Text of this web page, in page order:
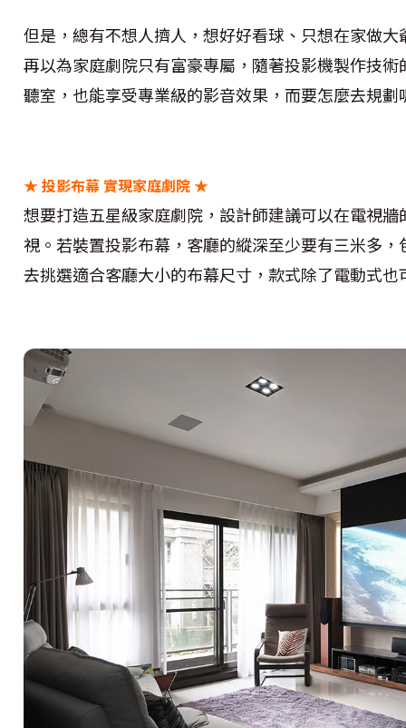
但是，總有不想人擠人，想好好看球、只想在家做
再以為家庭劇院只有富豪專屬，隨著投影機製作技
聽室，也能享受專業級的影音效果，而要怎麼去規
★ 投影布幕 實現家庭劇院 ★
想要打造五星級家庭劇院，設計師建議可以在電視
視。若裝置投影布幕，客廳的縱深至少要有三米多
去挑選適合客廳大小的布幕尺寸，款式除了電動式也